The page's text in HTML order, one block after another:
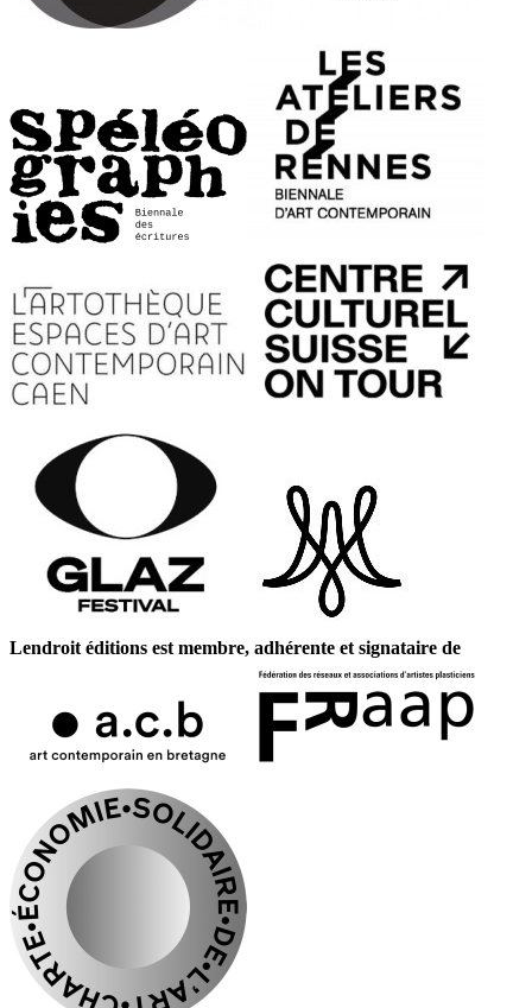
Lendroit éditions est membre, adhérente et signataire de